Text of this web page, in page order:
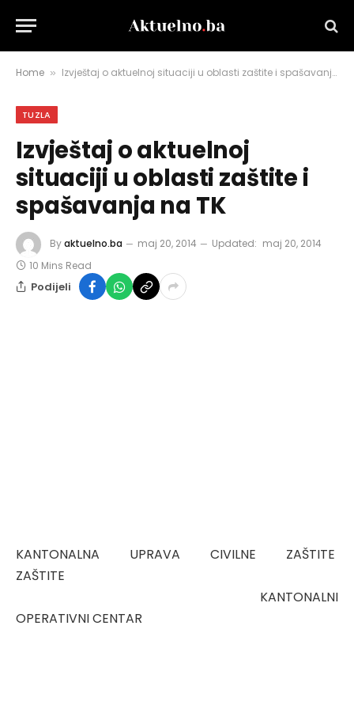
Home » Izvještaj o aktuelnoj situaciji u oblasti zaštite i spašavanja na TK
TUZLA
Izvještaj o aktuelnoj
situaciji u oblasti zaštite i
spašavanja na TK
Byaktuelno.ba maj 20, 2014 Updated: maj 20, 2014
10 Mins Read
Podijeli
KANTONALNA UPRAVA CIVILNE ZAŠTITE
ZAŠTITE
KANTONALNI
OPERATIVNI CENTAR